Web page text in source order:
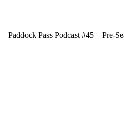
Paddock Pass Podcast #45 – Pre-